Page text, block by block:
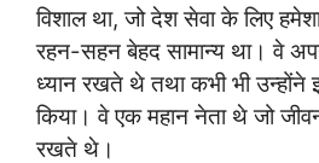
विशाल था, जो देश सेवा के लिए
रहन-सहन बेहद सामान्य था। वे
ध्यान रखते थे तथा कभी भी उन्होंने
किया। वे एक महान नेता थे जो
रखते थे।